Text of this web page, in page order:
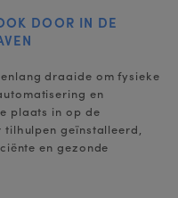
DOOR IN DE
draaide om fysieke
en
plaats in op de
geïnstalleerd,
en gezonde